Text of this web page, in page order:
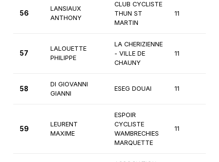
56
LANSIAUX
ANTHONY
CLUB CYCLISTE
THUN ST
MARTIN
11
57
LALOUETTE
PHILIPPE
LA CHERIZIENNE
- VILLE DE
CHAUNY
11
58
DI GIOVANNI
GIANNI
ESEG DOUAI 11
59
LEURENT
MAXIME
ESPOIR
CYCLISTE
WAMBRECHIES
MARQUETTE
11